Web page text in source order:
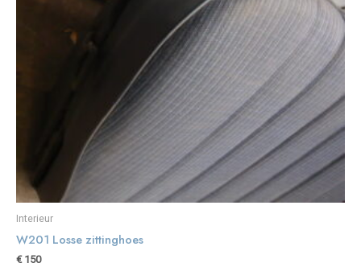
Interieur
W201 Losse zittinghoes
€150